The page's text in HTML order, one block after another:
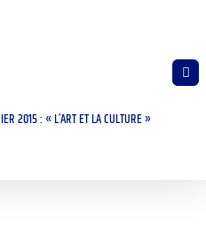
2015 : « L’ART ET LA CULTURE »